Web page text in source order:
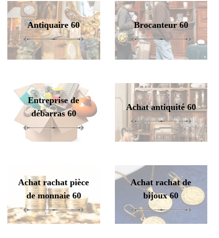
Antiquaire 60 Brocanteur 60
Entreprise de
débarras 60
Achat antiquité 60
Achat rachat pièce
de monnaie 60
Achat rachat de
bijoux 60